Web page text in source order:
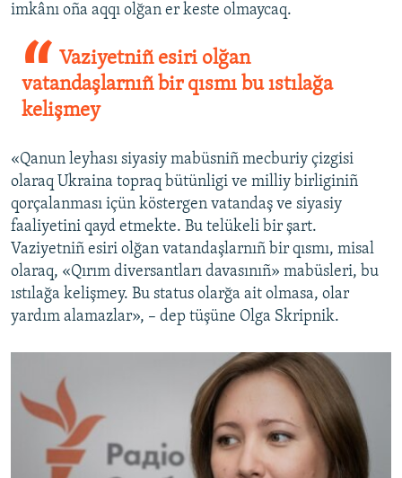
imkânı oña aqqı olğan er keste olmaycaq.
Vaziyetniñ esiri olğan
vatandaşlarnıñ bir qısmı bu ıstılağa
kelişmey
«Qanun leyhası siyasiy mabüsniñ mecburiy çizgisi
olaraq Ukraina topraq bütünligi ve milliy birliginiñ
qorçalanması içün köstergen vatandaş ve siyasiy
faaliyetini qayd etmekte. Bu telükeli bir şart.
Vaziyetniñ esiri olğan vatandaşlarnıñ bir qısmı, misal
olaraq, «Qırım diversantları davasınıñ» mabüsleri, bu
ıstılağa kelişmey. Bu status olarğa ait olmasa, olar
yardım alamazlar», – dep tüşüne Olga Skripnik.